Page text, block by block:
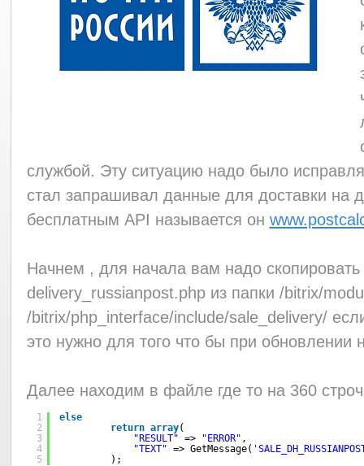
службой. Эту ситуацию надо было
стал запрашивал данные для доставки на
бесплатным API называется он
Начнем , для начала вам надо скопировать
delivery_russianpost.php из папки /bitrix/
/bitrix/php_interface/include/sale_delivery/
это нужно для того что бы при обновлении
Далее находим в файле где то на 360
1
2
3
4
5
else
return array(
"RESULT" => "ERROR" ,
"TEXT" => GetMessage(
);